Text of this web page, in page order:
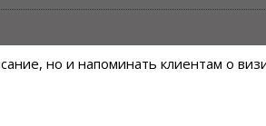
но и напоминать клиентам о